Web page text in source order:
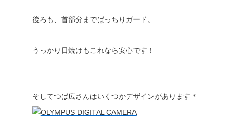
後ろも、首部分までばっちりガード。
うっかり日焼けもこれなら安心です！
そしてつば広さんはいくつかデザインがあります＊